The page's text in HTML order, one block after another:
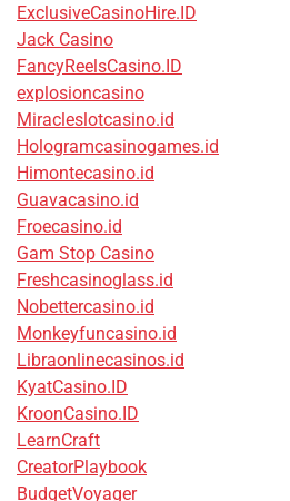
ExclusiveCasinoHire.ID
Jack Casino
FancyReelsCasino.ID
explosioncasino
Miracleslotcasino.id
Hologramcasinogames.id
Himontecasino.id
Guavacasino.id
Froecasino.id
Gam Stop Casino
Freshcasinoglass.id
Nobettercasino.id
Monkeyfuncasino.id
Libraonlinecasinos.id
KyatCasino.ID
KroonCasino.ID
LearnCraft
CreatorPlaybook
BudgetVoyager